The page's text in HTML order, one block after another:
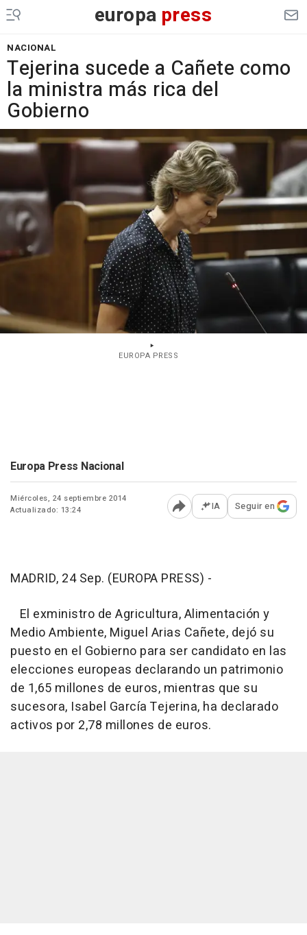
europa press
NACIONAL
Tejerina sucede a Cañete como
la ministra más rica del
Gobierno
EUROPA PRESS
Europa Press Nacional
Miércoles, 24 septiembre 2014
Actualizado: 13:24
Abrir opciones para
IA Seguir en
MADRID, 24 Sep. (EUROPA PRESS) -
El exministro de Agricultura, Alimentación y
Medio Ambiente, Miguel Arias Cañete, dejó su
puesto en el Gobierno para ser candidato en las
elecciones europeas declarando un patrimonio
de 1,65 millones de euros, mientras que su
sucesora, Isabel García Tejerina, ha declarado
activos por 2,78 millones de euros.